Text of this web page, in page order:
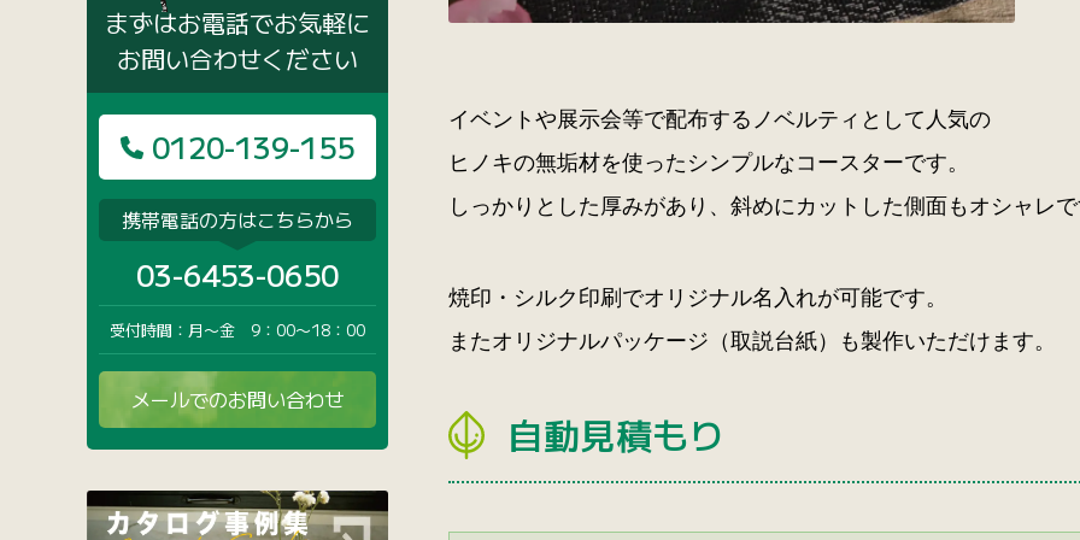
イベントや展示会等で配布するノベルティとして人気の
ヒノキの無垢材を使ったシンプルなコースターです。
しっかりとした厚みがあり、斜めにカットした側面もオシャレ
焼印・シルク印刷でオリジナル名入れが可能です。
またオリジナルパッケージ（取説台紙）も製作いただけます。
自動見積もり
まずはお電話でお気軽に
お問い合わせください
0120-139-155
携帯電話の方はこちらから
03-6453-0650
受付時間：月〜金 9：00〜18：00
メールでのお問い合わせ